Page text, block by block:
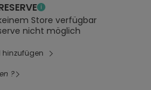
Store verfügbar
nicht möglich
hinzufügen
?